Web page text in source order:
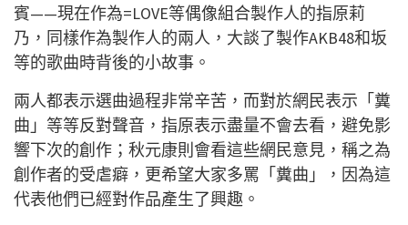
賓——現在作為=LOVE等偶像組合製作人的指原莉
乃，同樣作為製作人的兩人，大談了製作AKB48和坂
等的歌曲時背後的小故事。
兩人都表示選曲過程非常辛苦，而對於網民表示「糞
曲」等等反對聲音，指原表示盡量不會去看，避免影
響下次的創作；秋元康則會看這些網民意見，稱之為
創作者的受虐癖，更希望大家多罵「糞曲」，因為這
代表他們已經對作品產生了興趣。